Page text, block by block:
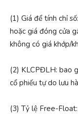
(1) Giá để tính chỉ
hoặc giá đóng cửa
không có giá khớp/
(2) KLCPĐLH: bao
cổ phiếu tự do lưu
(3) Tỷ lệ Free-